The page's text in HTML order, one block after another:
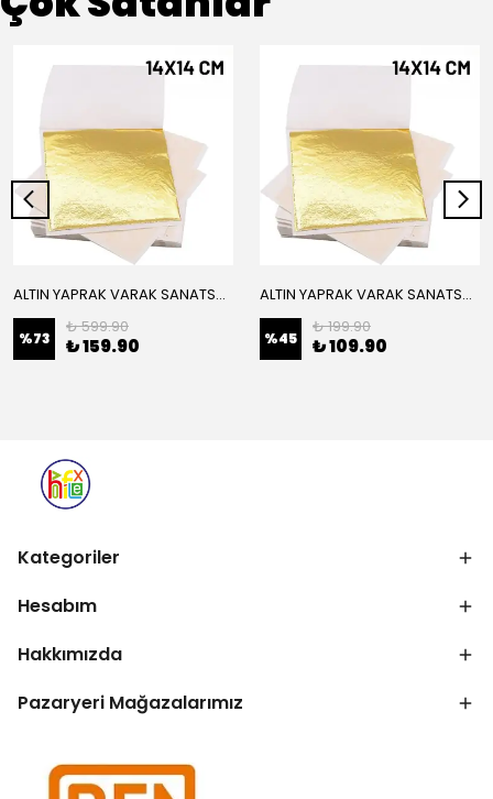
ALTIN YAPRAK VARAK SANATSAL BÜYÜK BOY FOLYO EPOKSİ REÇİNE NAİL ART 16 ADET 14X14 CM ALTIN RENK
%73
₺ 599.90
₺ 159.90
ALTIN YAPRAK VARAK SANATSAL BÜYÜK BOY FOLYO EPOKSİ REÇİNE NAİL ART 8 ADET ALTIN RENK 14X14 CM
%45
₺ 199.90
₺ 109.90
Kategoriler
Hesabım
Hakkımızda
Pazaryeri Mağazalarımız